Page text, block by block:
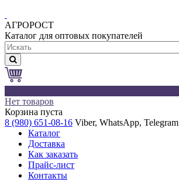
АГРОРОСТ
Каталог для оптовых покупателей
Нет товаров
Корзина пуста
8 (980) 651-08-16 Viber, WhatsApp, Telegram
Каталог
Доставка
Как заказать
Прайс-лист
Контакты